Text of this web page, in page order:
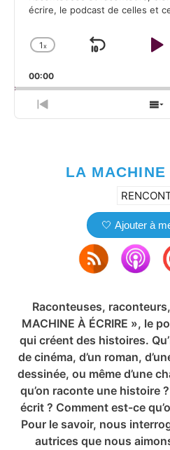
écrire, le podcast de celles et
Change Playback
1x Skip
00:00
Previous Episode
LA
🤍 Ajouter à
Raconteuses,
MACHINE À ÉCRIRE », le
qui créent des histoires.
de cinéma, d’un roman,
dessinée, ou même d’une
qu’on raconte une histoire
écrit ? Comment est-ce
Pour le savoir, nous
autrices que nous